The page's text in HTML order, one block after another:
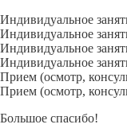
Индивидуальное
Индивидуальное
Индивидуальное
Индивидуальное
Прием (осмотр,
Прием (осмотр,
Большое спасибо!